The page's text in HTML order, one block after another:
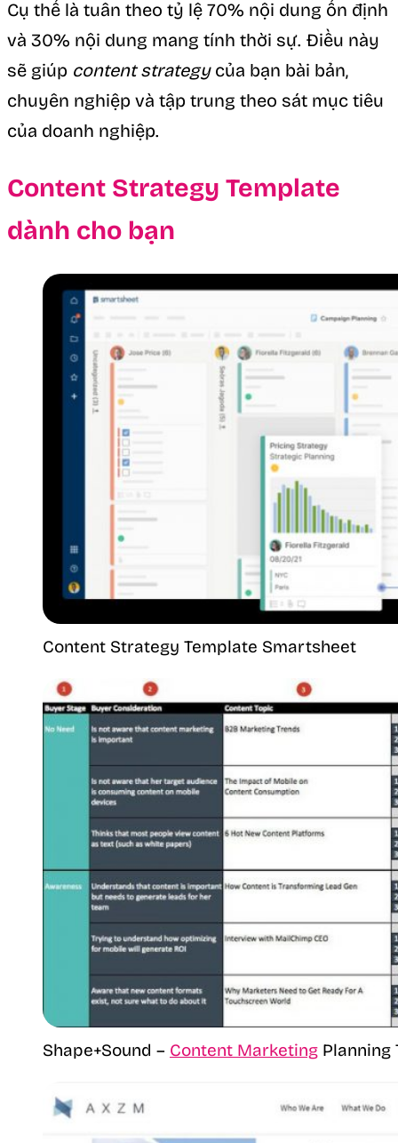
Cụ thể là tuân theo tỷ lệ 70% nội dung ổn định
và 30% nội dung mang tính thời sự. Điều này
sẽ giúp content strategy của bạn bài bản,
chuyên nghiệp và tập trung theo sát mục tiêu
của doanh nghiệp.
Content Strategy Template
dành cho bạn
Content Strategy Template Smartsheet
Shape+Sound – Content Marketing